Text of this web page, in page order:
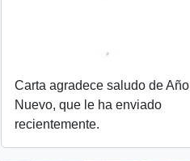
Carta agradece saludo de Año
Nuevo, que le ha enviado
recientemente.